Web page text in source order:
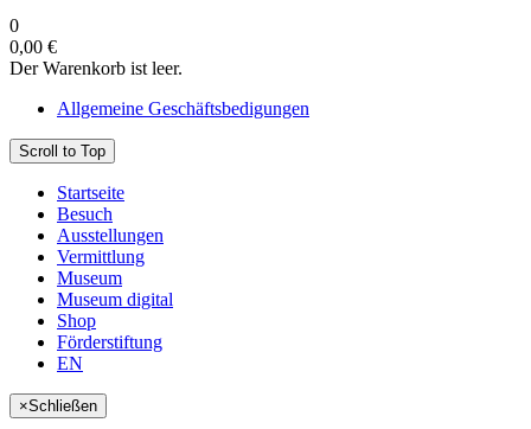
0
0,00 €
Der Warenkorb ist leer.
Allgemeine Geschäftsbedigungen
Scroll to Top
Startseite
Besuch
Ausstellungen
Vermittlung
Museum
Museum digital
Shop
Förderstiftung
EN
×Schließen